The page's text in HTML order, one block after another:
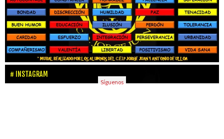
INSTAGRAM
Síguenos